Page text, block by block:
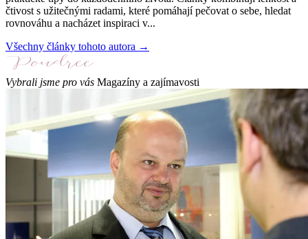
čtivost s užitečnými radami, které pomáhají pečovat o sebe, hledat
rovnováhu a nacházet inspiraci v...
Všechny články tohoto autora →
Vybrali jsme pro vás Magazíny a zajímavosti